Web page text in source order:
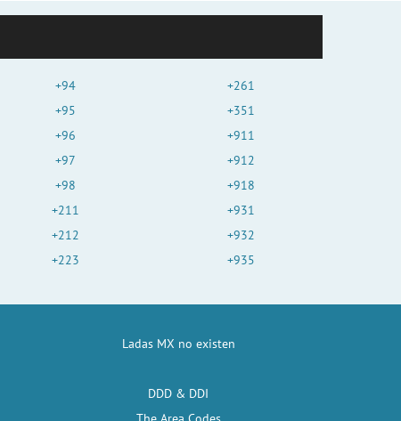
+94
+95
+96
+97
+98
+211
+212
+223
+261
+351
+911
+912
+918
+931
+932
+935
Ladas MX no existen
DDD & DDI